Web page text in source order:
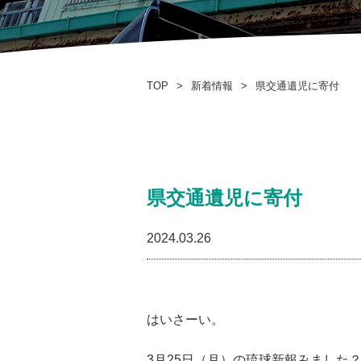
TOP > 新着情報 > 県交通遺児に寄付
県交通遺児に寄付
2024.03.26
はいさーい。